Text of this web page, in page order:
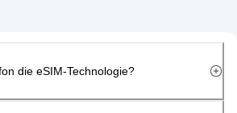
die eSIM-Technologie?